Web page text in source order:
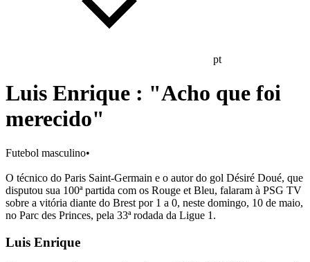
pt
Luis Enrique : "Acho que foi
merecido"
Futebol masculino•
O técnico do Paris Saint-Germain e o autor do gol Désiré Doué, que
disputou sua 100ª partida com os Rouge et Bleu, falaram à PSG TV
sobre a vitória diante do Brest por 1 a 0, neste domingo, 10 de maio,
no Parc des Princes, pela 33ª rodada da Ligue 1.
Luis Enrique